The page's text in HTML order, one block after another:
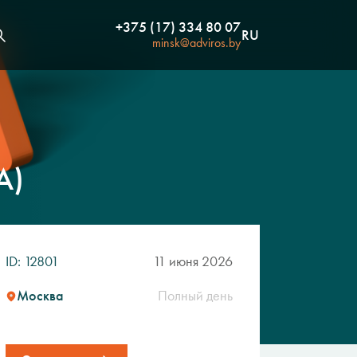
+375 (17) 334 80 07
minsk@adviros.byRU
ID: 12801
11 июня 2026
Москва
Полный день